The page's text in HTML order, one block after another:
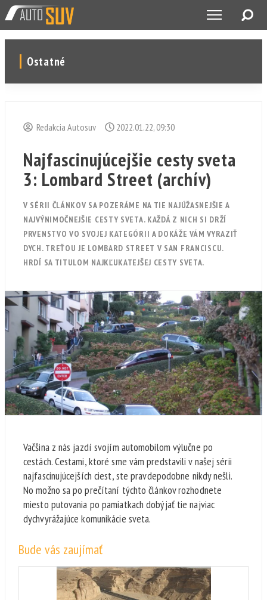
Ostatné
Redakcia Autosuv 2022.01.22, 09:30
Najfascinujúcejšie cesty sveta
3: Lombard Street (archív)
V SÉRII ČLÁNKOV SA POZERÁME NA TIE NAJÚŽASNEJŠIE A
NAJVÝNIMOČNEJŠIE CESTY SVETA. KAŽDÁ Z NICH SI DRŽÍ
PRVENSTVO VO SVOJEJ KATEGÓRII A DOKÁŽE VÁM VYRAZIŤ
DYCH. TREŤOU JE LOMBARD STREET V SAN FRANCISCU.
HRDÍ SA TITULOM NAJKĽUKATEJŠEJ CESTY SVETA.
Vačšina z nás jazdí svojím automobilom výlučne po
cestách. Cestami, ktoré sme vám predstavili v našej sérii
najfascinujúcejších ciest, ste pravdepodobne nikdy nešli.
No možno sa po prečítaní týchto článkov rozhodnete
miesto putovania po pamiatkach dobýjať tie najviac
dychvyrážajúce komunikácie sveta.
Bude vás zaujímať